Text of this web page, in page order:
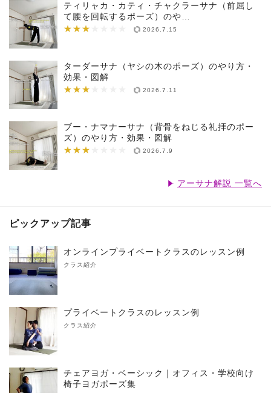
ティリャカ・カティ・チャクラーサナ（前屈し
て腰を回転するポーズ）のや…
★★★
★★★★★★★ 2026.7.15
ターダーサナ（ヤシの木のポーズ）のやり方・
効果・図解
★★★
★★★★★★★ 2026.7.11
ブー・ナマナーサナ（背骨をねじる礼拝のポー
ズ）のやり方・効果・図解
★★★
★★★★★★★ 2026.7.9
アーサナ解説 一覧へ
ピックアップ記事
オンラインプライベートクラスのレッスン例
クラス紹介
プライベートクラスのレッスン例
クラス紹介
チェアヨガ・ベーシック｜オフィス・学校向け
椅子ヨガポーズ集